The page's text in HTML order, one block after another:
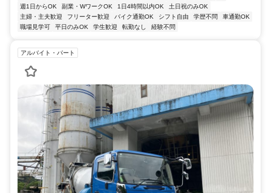
週1日からOK
副業・WワークOK 1日4時間以内OK
土日祝のみOK
主婦・主夫歓迎
フリーター歓迎 バイク通勤OK シフト自由 学歴不問
車通勤OK
職場見学可
平日のみOK 学生歓迎 転勤なし 経験不問
アルバイト・パート